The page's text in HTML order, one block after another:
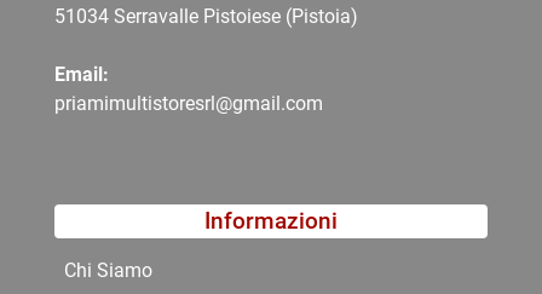
51034 Serravalle Pistoiese (Pistoia)
Email:
priamimultistoresrl@gmail.com
Informazioni
Chi Siamo